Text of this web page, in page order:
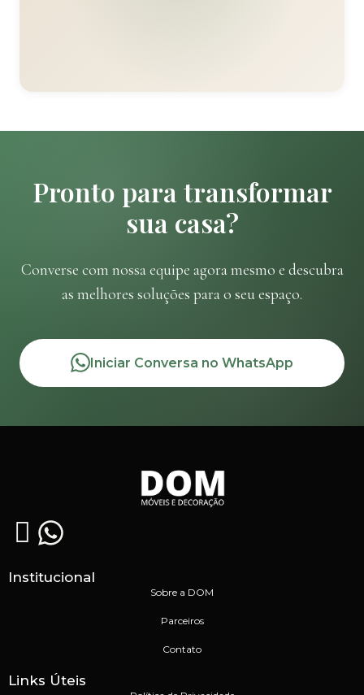
Pronto para transformar
sua casa?
Converse com nossa equipe agora mesmo e descubra
as melhores soluções para o seu espaço.
Iniciar Conversa no WhatsApp
Institucional
Sobre a DOM
Parceiros
Contato
Links Úteis